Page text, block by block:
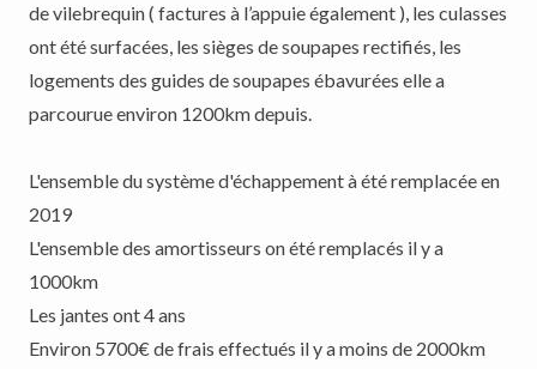
de vilebrequin ( factures à l’appuie également ), les culasses
ont été surfacées, les sièges de soupapes rectifiés, les
logements des guides de soupapes ébavurées elle a
parcourue environ 1200km depuis.
L'ensemble du système d'échappement à été remplacée en
2019
L'ensemble des amortisseurs on été remplacés il y a
1000km
Les jantes ont 4 ans
Environ 5700€ de frais effectués il y a moins de 2000km